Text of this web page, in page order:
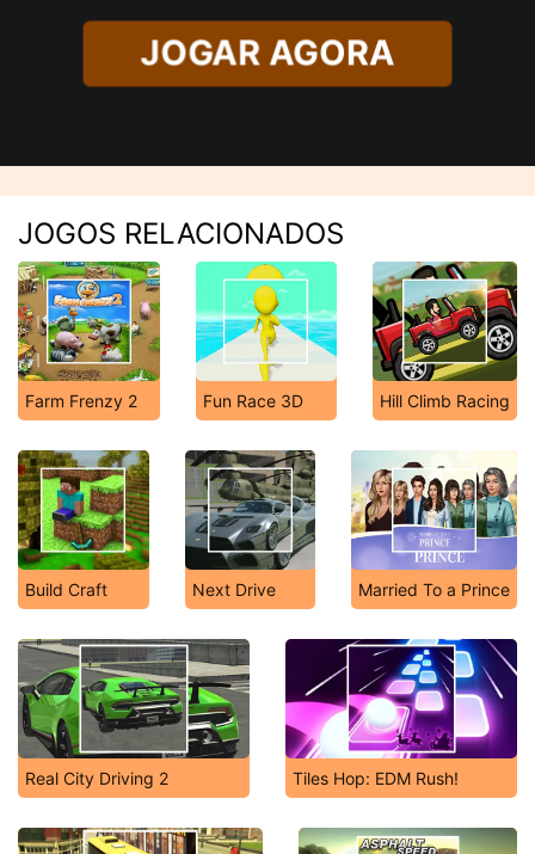
JOGAR AGORA
JOGOS RELACIONADOS
Farm Frenzy 2 Fun Race 3D Hill Climb Racing
Build Craft Next Drive Married To a Prince
Real City Driving 2 Tiles Hop: EDM Rush!